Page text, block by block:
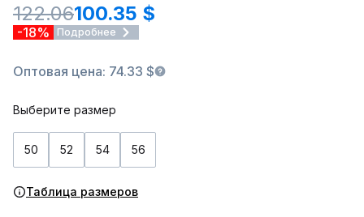
122.06100.35 $
-18% Подробнее
Оптовая цена: 74.33 $
Выберите размер
50 52 54 56
Таблица размеров